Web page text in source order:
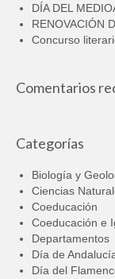
DÍA DEL
RENOVACIÓN
Concurso
Comentarios
Categorías
Biología y
Ciencias
Coeducación
Coeducación e
Departamentos
Día de
Día del